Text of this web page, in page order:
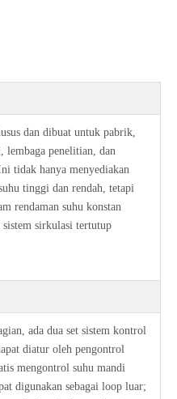
dan dibuat untuk pabrik,
lembaga penelitian, dan
tidak hanya menyediakan
tinggi dan rendah, tetapi
rendaman suhu konstan
sirkulasi tertutup
ada dua set sistem kontrol
diatur oleh pengontrol
mengontrol suhu mandi
digunakan sebagai loop luar;